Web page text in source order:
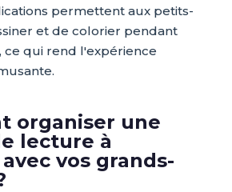
permettent aux petits-
et de colorier pendant
ce qui rend l'expérience
organiser une
lecture à
vos grands-